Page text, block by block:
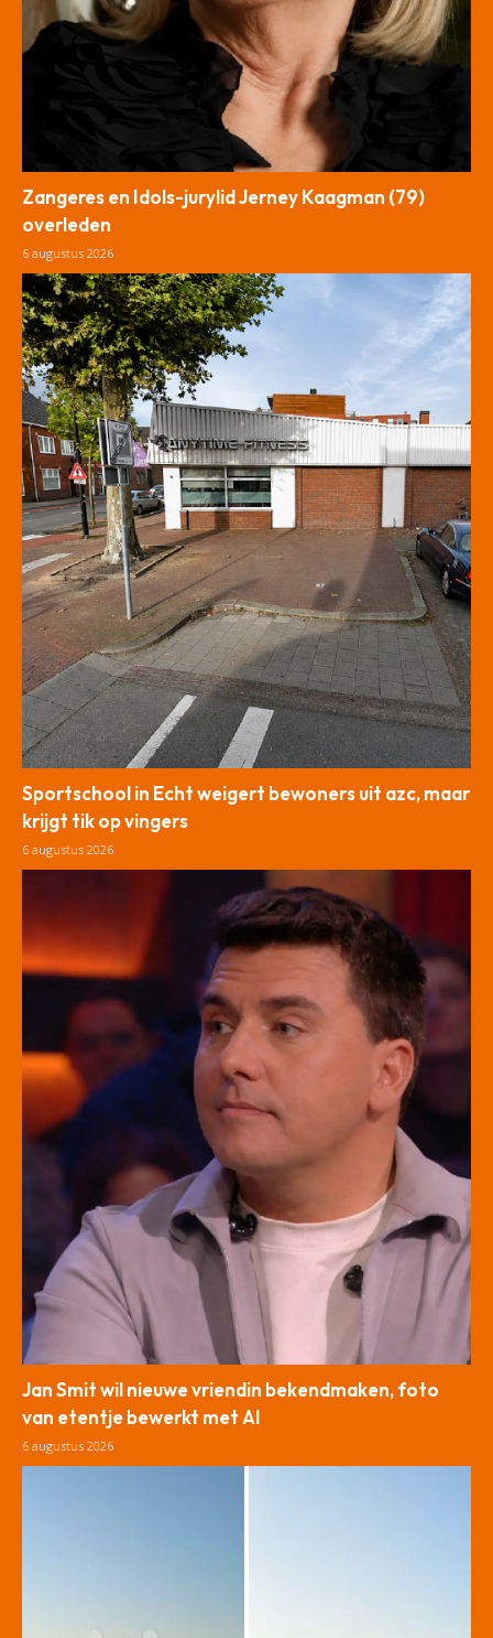
Zangeres en Idols-jurylid Jerney Kaagman (79)
overleden
6 augustus 2026
Sportschool in Echt weigert bewoners uit azc, maar
krijgt tik op vingers
6 augustus 2026
Jan Smit wil nieuwe vriendin bekendmaken, foto
van etentje bewerkt met AI
6 augustus 2026